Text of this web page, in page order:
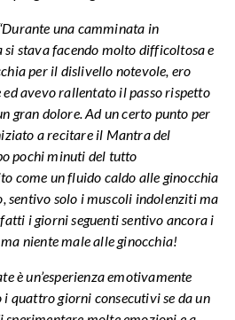
una camminata in
si stava facendo molto difficoltosa e
per il dislivello notevole, ero
avevo rallentato il passo rispetto
gran dolore. Ad un certo punto per
a recitare il Mantra del
pochi minuti del tutto
come un fluido caldo alle ginocchia
sentivo solo i muscoli indolenziti ma
i giorni seguenti sentivo ancora i
niente male alle ginocchia!
è un’esperienza emotivamente
quattro giorni consecutivi se da un